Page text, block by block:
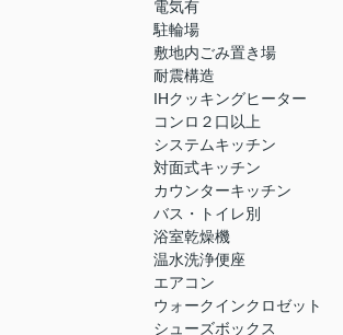
電気有
駐輪場
敷地内ごみ置き場
耐震構造
IHクッキングヒーター
コンロ２口以上
システムキッチン
対面式キッチン
カウンターキッチン
バス・トイレ別
浴室乾燥機
温水洗浄便座
エアコン
ウォークインクロゼット
シューズボックス